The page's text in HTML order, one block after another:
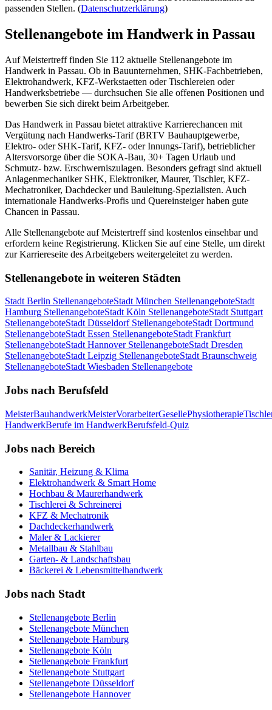
passenden Stellen. (Datenschutzerklärung)
Stellenangebote im Handwerk in Passau
Auf Meistertreff finden Sie 112 aktuelle Stellenangebote im
Handwerk in Passau. Ob in Bauunternehmen, SHK-Fachbetrieben,
Elektrohandwerk, KFZ-Werkstaetten oder Tischlereien oder
Handwerksbetriebe — durchsuchen Sie alle offenen Positionen und
bewerben Sie sich direkt beim Arbeitgeber.
Das Handwerk in Passau bietet attraktive Karrierechancen mit
Vergütung nach Handwerks-Tarif (BRTV Bauhauptgewerbe,
Elektro- oder SHK-Tarif, KFZ- oder Innungs-Tarif), betrieblicher
Altersvorsorge über die SOKA-Bau, 30+ Tagen Urlaub und
Schmutz- bzw. Erschwerniszulagen. Besonders gefragt sind aktuell
Anlagenmechaniker SHK, Elektroniker, Maurer, Tischler, KFZ-
Mechatroniker, Dachdecker und Bauleitung-Spezialisten. Auch
internationale Handwerks-Profis und Quereinsteiger haben gute
Chancen in Passau.
Alle Stellenangebote auf Meistertreff sind kostenlos einsehbar und
erfordern keine Registrierung. Klicken Sie auf eine Stelle, um direkt
zur Karriereseite des Arbeitgebers weitergeleitet zu werden.
Stellenangebote in weiteren Städten
StadtBerlin StellenangeboteStadtMünchen StellenangeboteStadt
Hamburg StellenangeboteStadtKöln StellenangeboteStadt Stuttgart
StellenangeboteStadtDüsseldorfStellenangeboteStadtDortmund
StellenangeboteStadtEssen StellenangeboteStadtFrankfurt
StellenangeboteStadtHannoverStellenangeboteStadtDresden
StellenangeboteStadtLeipzig StellenangeboteStadtBraunschweig
StellenangeboteStadtWiesbaden Stellenangebote
Jobs nach Berufsfeld
MeisterBauhandwerkMeisterVorarbeiterGesellePhysiotherapie
HandwerkBerufe im HandwerkBerufsfeld-Quiz
Jobs nach Bereich
Sanitär, Heizung & Klima
Elektrohandwerk & Smart Home
Hochbau & Maurerhandwerk
Tischlerei & Schreinerei
KFZ & Mechatronik
Dachdeckerhandwerk
Maler & Lackierer
Metallbau & Stahlbau
Garten- & Landschaftsbau
Bäckerei & Lebensmittelhandwerk
Jobs nach Stadt
Stellenangebote Berlin
Stellenangebote München
Stellenangebote Hamburg
Stellenangebote Köln
Stellenangebote Frankfurt
Stellenangebote Stuttgart
Stellenangebote Düsseldorf
Stellenangebote Hannover